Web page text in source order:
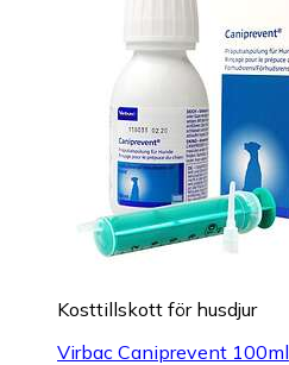
Kosttillskott för husdjur
Virbac Caniprevent 100ml